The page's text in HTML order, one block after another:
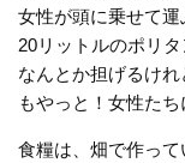
女性が頭に乗せて運
20リットルのポリタ
なんとか担げるけ
もやっと！女性たち
食糧は、畑で作って